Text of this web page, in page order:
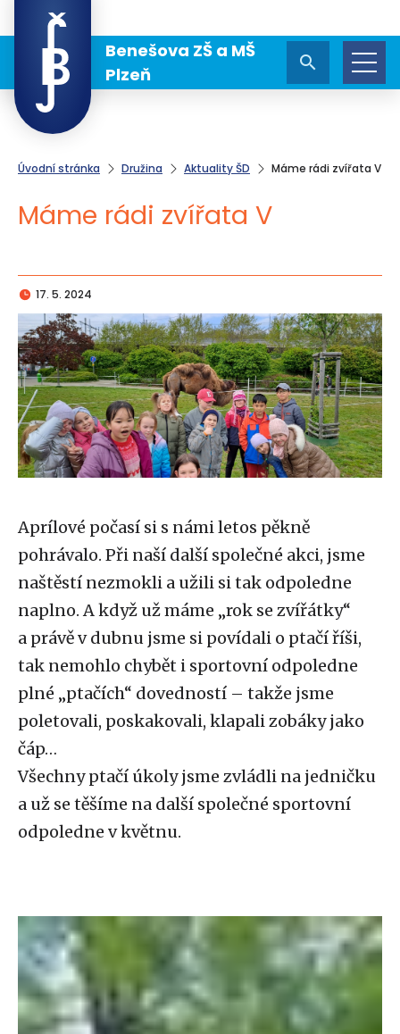
Benešova ZŠ a MŠ
Plzeň
Úvodní stránka Družina Aktuality ŠD Máme rádi zvířata V
Máme rádi zvířata V
17. 5. 2024
Aprílové počasí si s námi letos pěkně
pohrávalo. Při naší další společné akci, jsme
naštěstí nezmokli a užili si tak odpoledne
naplno. A když už máme „rok se zvířátky“
a právě v dubnu jsme si povídali o ptačí říši,
tak nemohlo chybět i sportovní odpoledne
plné „ptačích“ dovedností – takže jsme
poletovali, poskakovali, klapali zobáky jako
čáp…
Všechny ptačí úkoly jsme zvládli na jedničku
a už se těšíme na další společné sportovní
odpoledne v květnu.